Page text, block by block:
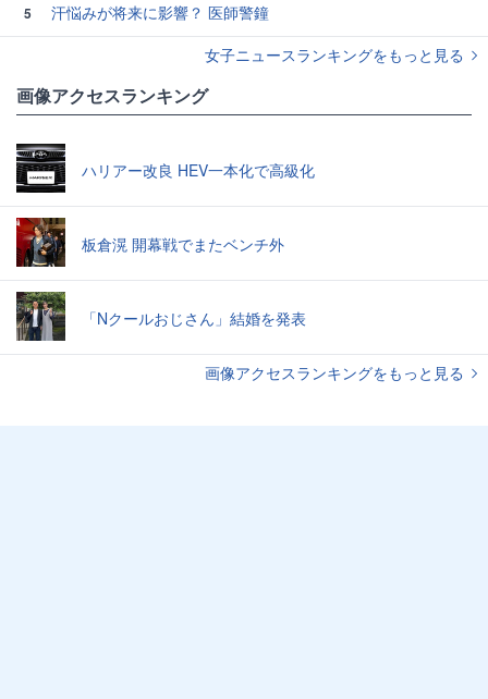
5
汗悩みが将来に影響？ 医師警鐘
女子ニュースランキングをもっと見る
画像アクセスランキング
ハリアー改良 HEV一本化で高級化
板倉滉 開幕戦でまたベンチ外
「Nクールおじさん」結婚を発表
画像アクセスランキングをもっと見る